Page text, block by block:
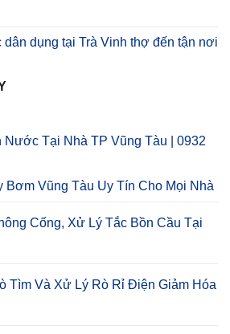
dụng tại Trà Vinh thợ đến tận nơi
Tại Nhà TP Vũng Tàu | 0932
Bơm Vũng Tàu Uy Tín Cho Mọi Nhà
Cống, Xử Lý Tắc Bồn Cầu Tại
Tìm Và Xử Lý Rò Rỉ Điện Giảm Hóa